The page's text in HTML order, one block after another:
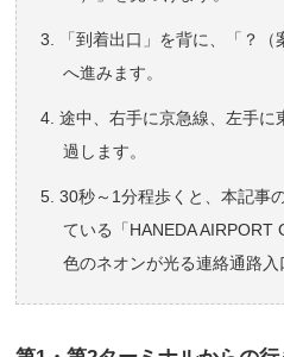
「到着出口」を背に、「？
へ進みます。
途中、右手に京急線、左手に
過します。
30秒～1分程歩くと、本記事
ている「HANEDA AIRPORT
色のネオンが光る連絡通路入